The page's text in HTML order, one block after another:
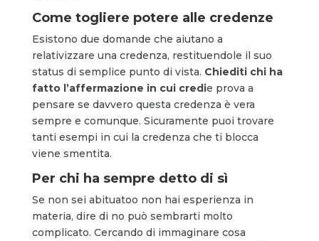
Come togliere potere alle credenze
Esistono due domande che aiutano a
relativizzare una credenza, restituendole il suo
status di semplice punto di vista. Chiediti chi ha
fatto l’affermazione in cui credie prova a
pensare se davvero questa credenza è vera
sempre e comunque. Sicuramente puoi trovare
tanti esempi in cui la credenza che ti blocca
viene smentita.
Per chi ha sempre detto di sì
Se non sei abituatoo non hai esperienza in
materia, dire di no può sembrarti molto
complicato. Cercando di immaginare cosa